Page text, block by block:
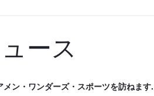
ース
ン・ワンダーズ・スポーツを訪ねます.